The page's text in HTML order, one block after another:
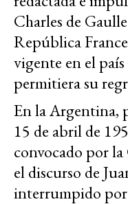
Charles de
República
vigente en el
permitiera su
En la Argentina,
15 de abril de
convocado por
el discurso de
interrumpido por